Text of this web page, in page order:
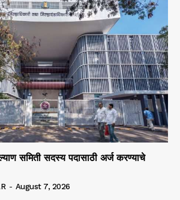
समिती सदस्य पदासाठी अर्ज करण्याचे
- August 7, 2026